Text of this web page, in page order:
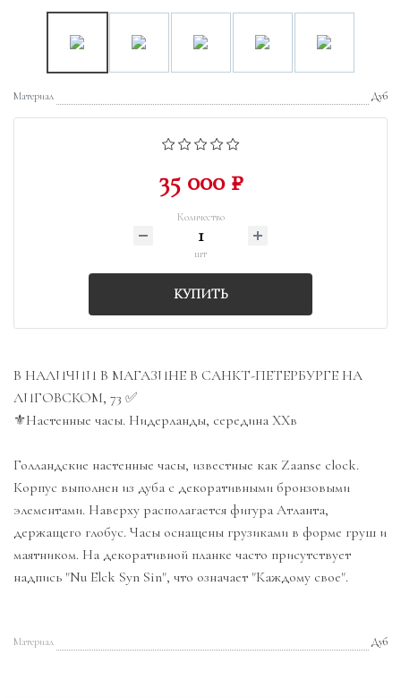
Материал Дуб
35 000 ₽
Количество
шт
КУПИТЬ
В НАЛИЧИИ В МАГАЗИНЕ В САНКТ-ПЕТЕРБУРГЕ НА
ЛИГОВСКОМ, 73 ✅
⚜️Настенные часы. Нидерланды, середина ХХв
Голландские настенные часы, известные как Zaanse clock.
Корпус выполнен из дуба с декоративными бронзовыми
элементами. Наверху располагается фигура Атланта,
держащего глобус. Часы оснащены грузиками в форме груш и
маятником. На декоративной планке часто присутствует
надпись "Nu Elck Syn Sin", что означает "Каждому свое".
Материал Дуб